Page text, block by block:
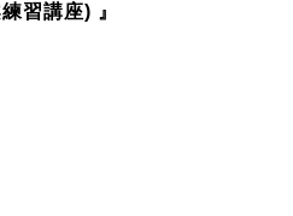
習講座) 』